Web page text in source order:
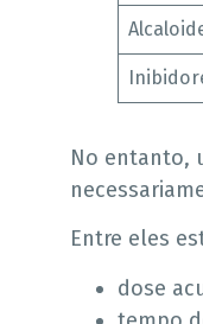
No entanto,
Entre eles
dose